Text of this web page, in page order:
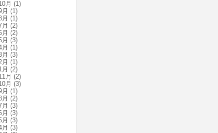
月 (1)
(1)
(1)
(2)
(2)
(3)
(1)
(3)
(1)
(2)
月 (2)
月 (3)
(1)
(2)
(3)
(3)
(3)
(3)